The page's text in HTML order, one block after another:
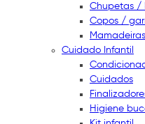
Chupetas /
Copos /
Mamadeiras
Cuidado Infantil
Cuidados
Higiene